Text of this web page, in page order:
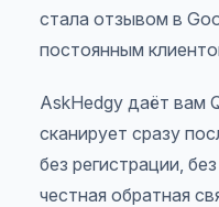
стала отзывом в
постоянным
AskHedgy даёт вам
сканирует сразу
без регистрации,
честная обратная